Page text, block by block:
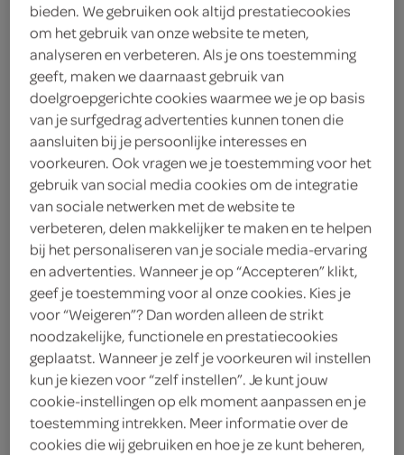
ingrediënten
75 gram rucola
100 gram zachte geitenkaas
1 gekookte biet
1 teentje knoflook
1 theelepel gedroogde tijm
250 gram gezeefde tomaten
2 eetlepels olijfolie
500 gram bloem
1 theelepel suiker
bieden. We gebruiken ook altijd prestatiecookies
om het gebruik van onze website te meten,
analyseren en verbeteren. Als je ons toestemming
geeft, maken we daarnaast gebruik van
doelgroepgerichte cookies waarmee we je op basis
van je surfgedrag advertenties kunnen tonen die
aansluiten bij je persoonlijke interesses en
voorkeuren. Ook vragen we je toestemming voor het
gebruik van social media cookies om de integratie
van sociale netwerken met de website te
verbeteren, delen makkelijker te maken en te helpen
bij het personaliseren van je sociale media-ervaring
en advertenties. Wanneer je op “Accepteren” klikt,
geef je toestemming voor al onze cookies. Kies je
voor “Weigeren”? Dan worden alleen de strikt
noodzakelijke, functionele en prestatiecookies
geplaatst. Wanneer je zelf je voorkeuren wil instellen
kun je kiezen voor “zelf instellen”. Je kunt jouw
cookie-instellingen op elk moment aanpassen en je
toestemming intrekken. Meer informatie over de
cookies die wij gebruiken en hoe je ze kunt beheren,